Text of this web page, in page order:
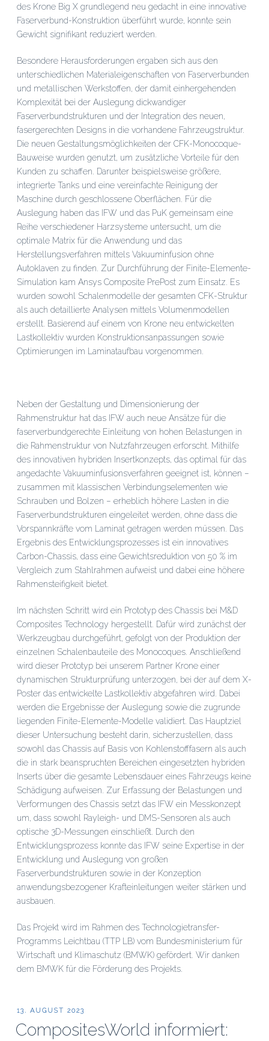
des Krone Big X grundlegend neu gedacht in eine innovative
Faserverbund-Konstruktion überführt wurde, konnte sein
Gewicht signifikant reduziert werden.
Besondere Herausforderungen ergaben sich aus den
unterschiedlichen Materialeigenschaften von Faserverbunden
und metallischen Werkstoffen, der damit einhergehenden
Komplexität bei der Auslegung dickwandiger
Faserverbundstrukturen und der Integration des neuen,
fasergerechten Designs in die vorhandene Fahrzeugstruktur.
Die neuen Gestaltungsmöglichkeiten der CFK-Monocoque-
Bauweise wurden genutzt, um zusätzliche Vorteile für den
Kunden zu schaffen. Darunter beispielsweise größere,
integrierte Tanks und eine vereinfachte Reinigung der
Maschine durch geschlossene Oberflächen. Für die
Auslegung haben das IFW und das PuK gemeinsam eine
Reihe verschiedener Harzsysteme untersucht, um die
optimale Matrix für die Anwendung und das
Herstellungsverfahren mittels Vakuuminfusion ohne
Autoklaven zu finden. Zur Durchführung der Finite-Elemente-
Simulation kam Ansys Composite PrePost zum Einsatz. Es
wurden sowohl Schalenmodelle der gesamten CFK-Struktur
als auch detaillierte Analysen mittels Volumenmodellen
erstellt. Basierend auf einem von Krone neu entwickelten
Lastkollektiv wurden Konstruktionsanpassungen sowie
Optimierungen im Laminataufbau vorgenommen.
Neben der Gestaltung und Dimensionierung der
Rahmenstruktur hat das IFW auch neue Ansätze für die
faserverbundgerechte Einleitung von hohen Belastungen in
die Rahmenstruktur von Nutzfahrzeugen erforscht. Mithilfe
des innovativen hybriden Insertkonzepts, das optimal für das
angedachte Vakuuminfusionsverfahren geeignet ist, können –
zusammen mit klassischen Verbindungselementen wie
Schrauben und Bolzen – erheblich höhere Lasten in die
Faserverbundstrukturen eingeleitet werden, ohne dass die
Vorspannkräfte vom Laminat getragen werden müssen. Das
Ergebnis des Entwicklungsprozesses ist ein innovatives
Carbon-Chassis, dass eine Gewichtsreduktion von 50 % im
Vergleich zum Stahlrahmen aufweist und dabei eine höhere
Rahmensteifigkeit bietet.
Im nächsten Schritt wird ein Prototyp des Chassis bei M&D
Composites Technology hergestellt. Dafür wird zunächst der
Werkzeugbau durchgeführt, gefolgt von der Produktion der
einzelnen Schalenbauteile des Monocoques. Anschließend
wird dieser Prototyp bei unserem Partner Krone einer
dynamischen Strukturprüfung unterzogen, bei der auf dem X-
Poster das entwickelte Lastkollektiv abgefahren wird. Dabei
werden die Ergebnisse der Auslegung sowie die zugrunde
liegenden Finite-Elemente-Modelle validiert. Das Hauptziel
dieser Untersuchung besteht darin, sicherzustellen, dass
sowohl das Chassis auf Basis von Kohlenstofffasern als auch
die in stark beanspruchten Bereichen eingesetzten hybriden
Inserts über die gesamte Lebensdauer eines Fahrzeugs keine
Schädigung aufweisen. Zur Erfassung der Belastungen und
Verformungen des Chassis setzt das IFW ein Messkonzept
um, dass sowohl Rayleigh- und DMS-Sensoren als auch
optische 3D-Messungen einschließt. Durch den
Entwicklungsprozess konnte das IFW seine Expertise in der
Entwicklung und Auslegung von großen
Faserverbundstrukturen sowie in der Konzeption
anwendungsbezogener Krafteinleitungen weiter stärken und
ausbauen.
Das Projekt wird im Rahmen des Technologietransfer-
Programms Leichtbau (TTP LB) vom Bundesministerium für
Wirtschaft und Klimaschutz (BMWK) gefördert. Wir danken
dem BMWK für die Förderung des Projekts.
VERÖFFENTLICHT
13. AUGUST 2023
CompositesWorld informiert: